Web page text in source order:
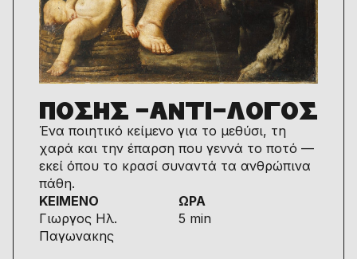
ΠΟΣΗΣ -ΑΝΤΙ-ΛΟΓΟΣ
Ένα ποιητικό κείμενο για το μεθύσι, τη
χαρά και την έπαρση που γεννά το ποτό —
εκεί όπου το κρασί συναντά τα ανθρώπινα
πάθη.
ΚΕΙΜΕΝΟ
Γιωργος Ηλ.
Παγωνακης
ΩΡΑ
5 min